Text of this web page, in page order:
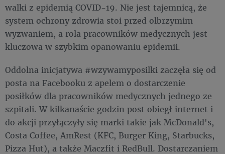
walki z epidemią COVID-19. Nie jest tajemnicą, że
system ochrony zdrowia stoi przed olbrzymim
wyzwaniem, a rola pracowników medycznych jest
kluczowa w szybkim opanowaniu epidemii.
Oddolna inicjatywa #wzywamyposilki zaczęła się od
posta na Facebooku z apelem o dostarczenie
posiłków dla pracowników medycznych jednego ze
szpitali. W kilkanaście godzin post obiegł internet i
do akcji przyłączyły się marki takie jak McDonald's,
Costa Coffee, AmRest (KFC, Burger King, Starbucks,
Pizza Hut), a także Maczfit i RedBull. Dostarczaniem